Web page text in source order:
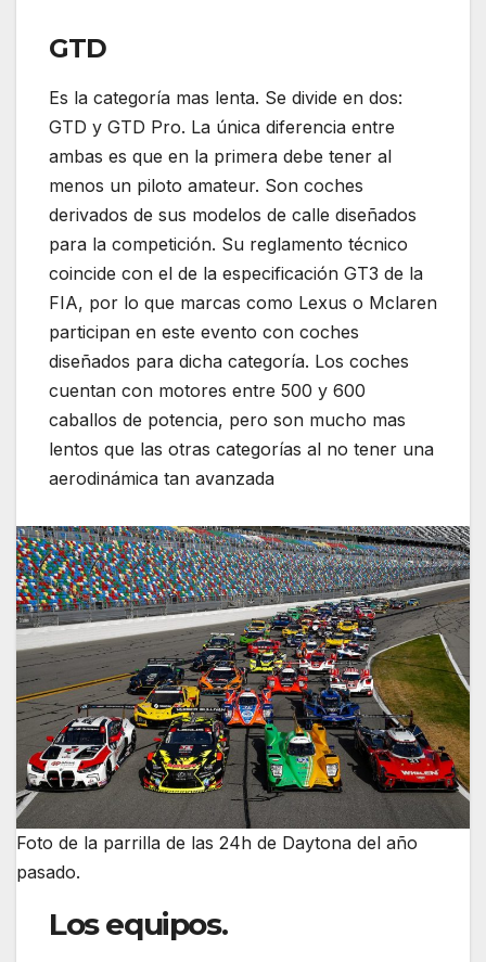
GTD
Es la categoría mas lenta. Se divide en dos:
GTD y GTD Pro. La única diferencia entre
ambas es que en la primera debe tener al
menos un piloto amateur. Son coches
derivados de sus modelos de calle diseñados
para la competición. Su reglamento técnico
coincide con el de la especificación GT3 de la
FIA, por lo que marcas como Lexus o Mclaren
participan en este evento con coches
diseñados para dicha categoría. Los coches
cuentan con motores entre 500 y 600
caballos de potencia, pero son mucho mas
lentos que las otras categorías al no tener una
aerodinámica tan avanzada
Foto de la parrilla de las 24h de Daytona del año
pasado.
Los equipos.